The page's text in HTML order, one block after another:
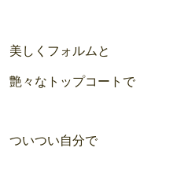
美しくフォルムと
艶々なトップコートで
ついつい自分で